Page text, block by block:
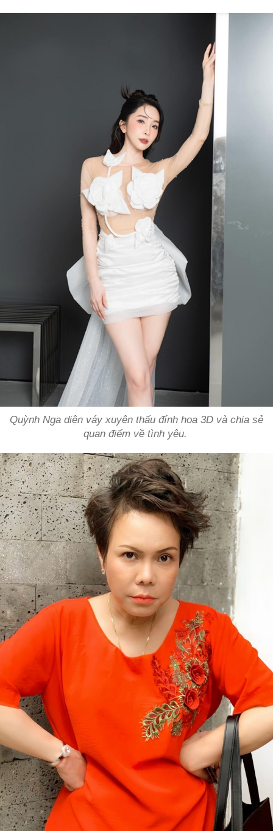
Quỳnh Nga diện váy xuyên thấu đính hoa 3D và chia sẻ
quan điểm về tình yêu.